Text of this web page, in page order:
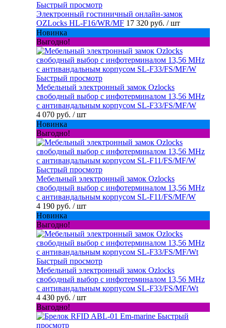
Быстрый просмотр
Электронный гостиничный онлайн-замок
OZLocks HL-F16/WR/MF 17 320 руб. / шт
Новинка
Выгодно!
Быстрый просмотр
Мебельный электронный замок Ozlocks
свободный выбор с инфотерминалом 13,56 MHz
с антивандальным корпусом SL-F33/FS/MF/W
4 070 руб. / шт
Новинка
Выгодно!
Быстрый просмотр
Мебельный электронный замок Ozlocks
свободный выбор с инфотерминалом 13,56 MHz
с антивандальным корпусом SL-F11/FS/MF/W
4 190 руб. / шт
Новинка
Выгодно!
Быстрый просмотр
Мебельный электронный замок Ozlocks
свободный выбор с инфотерминалом 13,56 MHz
с антивандальным корпусом SL-F33/FS/MF/Wt
4 430 руб. / шт
Выгодно!
Быстрый
просмотр